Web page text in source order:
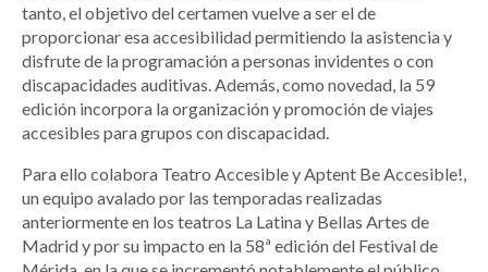
tanto, el objetivo del certamen vuelve a ser el de
proporcionar esa accesibilidad permitiendo la asistencia y
disfrute de la programación a personas invidentes o con
discapacidades auditivas. Además, como novedad, la 59
edición incorpora la organización y promoción de viajes
accesibles para grupos con discapacidad.
Para ello colabora Teatro Accesible y Aptent Be Accesible!,
un equipo avalado por las temporadas realizadas
anteriormente en los teatros La Latina y Bellas Artes de
Madrid y por su impacto en la 58ª edición del Festival de